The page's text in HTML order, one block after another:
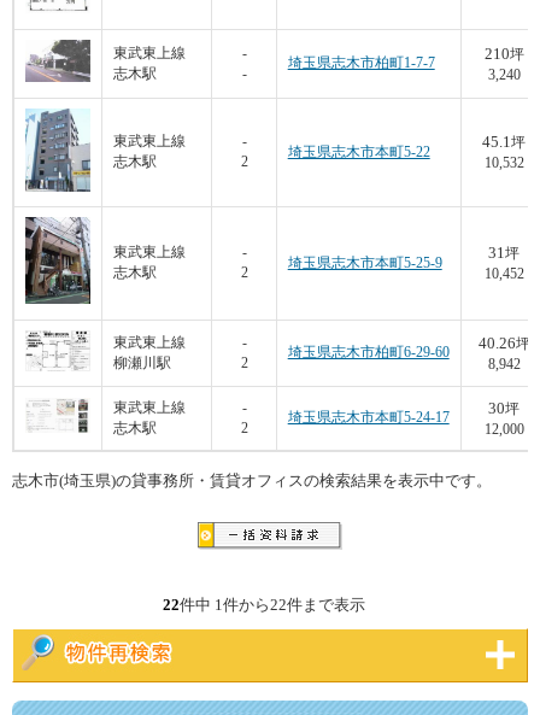
東武東上線
志木駅
-
-
埼玉県志木市柏町1-7-7
210坪
3,240
東武東上線
志木駅
-
2
埼玉県志木市本町5-22
45.1坪
10,532
東武東上線
志木駅
-
2
埼玉県志木市本町5-25-9
31坪
10,452
東武東上線
柳瀬川駅
-
2
埼玉県志木市柏町6-29-60
40.26坪
8,942
東武東上線
志木駅
-
2
埼玉県志木市本町5-24-17
30坪
12,000
志木市(埼玉県)の貸事務所・賃貸オフィスの検索結果を表示中です。
22件中 1件から22件まで表示